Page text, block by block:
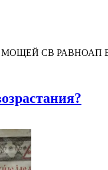
СВ РАВНОАП